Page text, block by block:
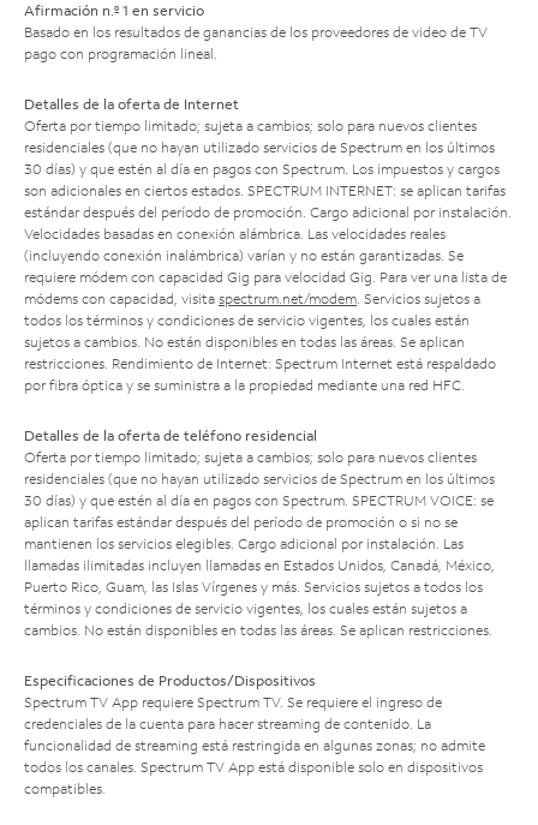
Afirmación n.º 1 en servicio
Basado en los resultados de ganancias de los proveedores de video de TV
pago con programación lineal.
Detalles de la oferta de Internet
Oferta por tiempo limitado; sujeta a cambios; solo para nuevos clientes
residenciales (que no hayan utilizado servicios de Spectrum en los últimos
30 días) y que estén al día en pagos con Spectrum. Los impuestos y cargos
son adicionales en ciertos estados. SPECTRUM INTERNET: se aplican tarifas
estándar después del período de promoción. Cargo adicional por instalación.
Velocidades basadas en conexión alámbrica. Las velocidades reales
(incluyendo conexión inalámbrica) varían y no están garantizadas. Se
requiere módem con capacidad Gig para velocidad Gig. Para ver una lista de
módems con capacidad, visita spectrum.net/modem. Servicios sujetos a
todos los términos y condiciones de servicio vigentes, los cuales están
sujetos a cambios. No están disponibles en todas las áreas. Se aplican
restricciones. Rendimiento de Internet: Spectrum Internet está respaldado
por fibra óptica y se suministra a la propiedad mediante una red HFC.
Detalles de la oferta de teléfono residencial
Oferta por tiempo limitado; sujeta a cambios; solo para nuevos clientes
residenciales (que no hayan utilizado servicios de Spectrum en los últimos
30 días) y que estén al día en pagos con Spectrum. SPECTRUM VOICE: se
aplican tarifas estándar después del período de promoción o si no se
mantienen los servicios elegibles. Cargo adicional por instalación. Las
llamadas ilimitadas incluyen llamadas en Estados Unidos, Canadá, México,
Puerto Rico, Guam, las Islas Vírgenes y más. Servicios sujetos a todos los
términos y condiciones de servicio vigentes, los cuales están sujetos a
cambios. No están disponibles en todas las áreas. Se aplican restricciones.
Especificaciones de Productos/Dispositivos
Spectrum TV App requiere Spectrum TV. Se requiere el ingreso de
credenciales de la cuenta para hacer streaming de contenido. La
funcionalidad de streaming está restringida en algunas zonas; no admite
todos los canales. Spectrum TV App está disponible solo en dispositivos
compatibles.